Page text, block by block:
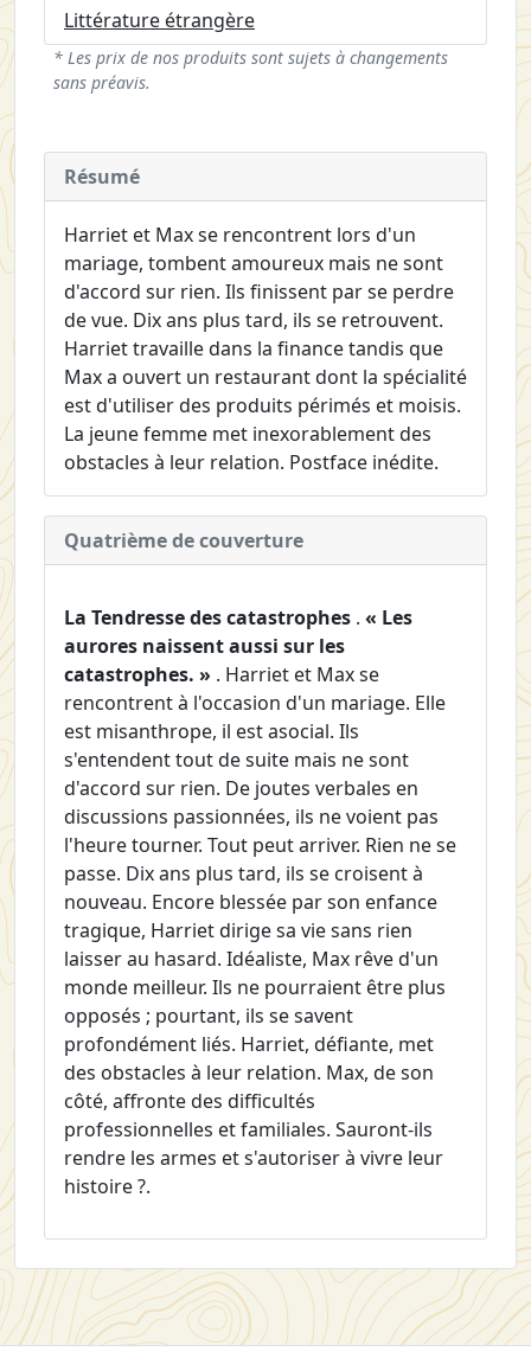
Littérature étrangère
* Les prix de nos produits sont sujets à changements
sans préavis.
Résumé
Harriet et Max se rencontrent lors d'un
mariage, tombent amoureux mais ne sont
d'accord sur rien. Ils finissent par se perdre
de vue. Dix ans plus tard, ils se retrouvent.
Harriet travaille dans la finance tandis que
Max a ouvert un restaurant dont la spécialité
est d'utiliser des produits périmés et moisis.
La jeune femme met inexorablement des
obstacles à leur relation. Postface inédite.
Quatrième de couverture
La Tendresse des catastrophes . « Les
aurores naissent aussi sur les
catastrophes. » . Harriet et Max se
rencontrent à l'occasion d'un mariage. Elle
est misanthrope, il est asocial. Ils
s'entendent tout de suite mais ne sont
d'accord sur rien. De joutes verbales en
discussions passionnées, ils ne voient pas
l'heure tourner. Tout peut arriver. Rien ne se
passe. Dix ans plus tard, ils se croisent à
nouveau. Encore blessée par son enfance
tragique, Harriet dirige sa vie sans rien
laisser au hasard. Idéaliste, Max rêve d'un
monde meilleur. Ils ne pourraient être plus
opposés ; pourtant, ils se savent
profondément liés. Harriet, défiante, met
des obstacles à leur relation. Max, de son
côté, affronte des difficultés
professionnelles et familiales. Sauront-ils
rendre les armes et s'autoriser à vivre leur
histoire ?.